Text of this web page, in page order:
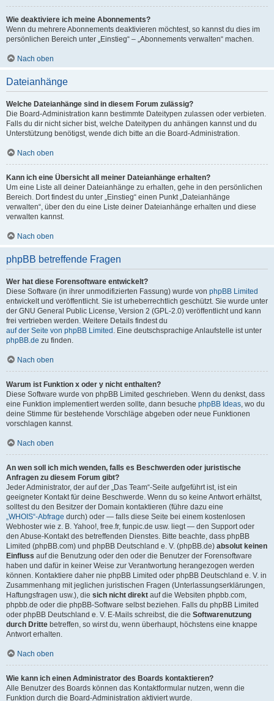
Wie deaktiviere ich meine Abonnements?
Wenn du mehrere Abonnements deaktivieren möchtest, so kannst du dies im
persönlichen Bereich unter „Einstieg“ – „Abonnements verwalten“ machen.
Nach oben
Dateianhänge
Welche Dateianhänge sind in diesem Forum zulässig?
Die Board-Administration kann bestimmte Dateitypen zulassen oder verbieten.
Falls du dir nicht sicher bist, welche Dateitypen du anhängen kannst und du
Unterstützung benötigst, wende dich bitte an die Board-Administration.
Nach oben
Kann ich eine Übersicht all meiner Dateianhänge erhalten?
Um eine Liste all deiner Dateianhänge zu erhalten, gehe in den persönlichen
Bereich. Dort findest du unter „Einstieg“ einen Punkt „Dateianhänge
verwalten“, über den du eine Liste deiner Dateianhänge erhalten und diese
verwalten kannst.
Nach oben
phpBB betreffende Fragen
Wer hat diese Forensoftware entwickelt?
Diese Software (in ihrer unmodifizierten Fassung) wurde von phpBB Limited
entwickelt und veröffentlicht. Sie ist urheberrechtlich geschützt. Sie wurde unter
der GNU General Public License, Version 2 (GPL-2.0) veröffentlicht und kann
frei vertrieben werden. Weitere Details findest du
auf der Seite von phpBB Limited . Eine deutschsprachige Anlaufstelle ist unter
phpBB.de zu finden.
Nach oben
Warum ist Funktion x oder y nicht enthalten?
Diese Software wurde von phpBB Limited geschrieben. Wenn du denkst, dass
eine Funktion implementiert werden sollte, dann besuche phpBB Ideas, wo du
deine Stimme für bestehende Vorschläge abgeben oder neue Funktionen
vorschlagen kannst.
Nach oben
An wen soll ich mich wenden, falls es Beschwerden oder juristische
Anfragen zu diesem Forum gibt?
Jeder Administrator, der auf der „Das Team“-Seite aufgeführt ist, ist ein
geeigneter Kontakt für deine Beschwerde. Wenn du so keine Antwort erhältst,
solltest du den Besitzer der Domain kontaktieren (führe dazu eine
„WHOIS“-Abfrage durch) oder — falls diese Seite bei einem kostenlosen
Webhoster wie z. B. Yahoo!, free.fr, funpic.de usw. liegt — den Support oder
den Abuse-Kontakt des betreffenden Dienstes. Bitte beachte, dass phpBB
Limited (phpBB.com) und phpBB Deutschland e. V. (phpBB.de) absolut keinen
Einfluss auf die Benutzung oder den oder die Benutzer der Forensoftware
haben und dafür in keiner Weise zur Verantwortung herangezogen werden
können. Kontaktiere daher nie phpBB Limited oder phpBB Deutschland e. V. in
Zusammenhang mit jeglichen juristischen Fragen (Unterlassungserklärungen,
Haftungsfragen usw.), die sich nicht direkt auf die Websiten phpbb.com,
phpbb.de oder die phpBB-Software selbst beziehen. Falls du phpBB Limited
oder phpBB Deutschland e. V. E-Mails schreibst, die die Softwarenutzung
durch Dritte betreffen, so wirst du, wenn überhaupt, höchstens eine knappe
Antwort erhalten.
Nach oben
Wie kann ich einen Administrator des Boards kontaktieren?
Alle Benutzer des Boards können das Kontaktformular nutzen, wenn die
Funktion durch die Board-Administration aktiviert wurde.